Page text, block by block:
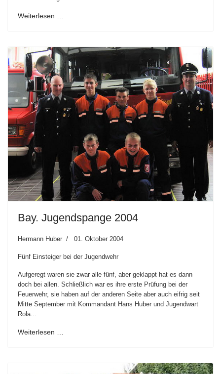
Weiterlesen …
Bay. Jugendspange 2004
Hermann Huber 01. Oktober 2004
Fünf Einsteiger bei der Jugendwehr
Aufgeregt waren sie zwar alle fünf, aber geklappt hat es dann
doch bei allen. Schließlich war es ihre erste Prüfung bei der
Feuerwehr, sie haben auf der anderen Seite aber auch eifrig seit
Mitte September mit Kommandant Hans Huber und Jugendwart
Rola...
Weiterlesen …